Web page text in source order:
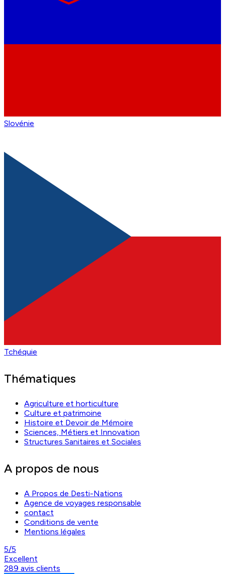
Slovénie
Tchéquie
Thématiques
Agriculture et horticulture
Culture et patrimoine
Histoire et Devoir de Mémoire
Sciences, Métiers et Innovation
Structures Sanitaires et Sociales
A propos de nous
A Propos de Desti-Nations
Agence de voyages responsable
contact
Conditions de vente
Mentions légales
5/5
Excellent
289 avis clients